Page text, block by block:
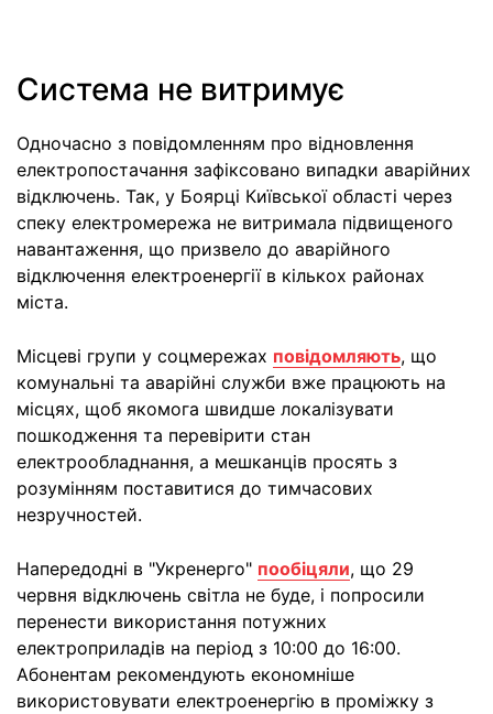
Система не витримує
Одночасно з повідомленням про відновлення
електропостачання зафіксовано випадки аварійних
відключень. Так, у Боярці Київської області через
спеку електромережа не витримала підвищеного
навантаження, що призвело до аварійного
відключення електроенергії в кількох районах
міста.
Місцеві групи у соцмережах повідомляють, що
комунальні та аварійні служби вже працюють на
місцях, щоб якомога швидше локалізувати
пошкодження та перевірити стан
електрообладнання, а мешканців просять з
розумінням поставитися до тимчасових
незручностей.
Напередодні в "Укренерго" пообіцяли, що 29
червня відключень світла не буде, і попросили
перенести використання потужних
електроприладів на період з 10:00 до 16:00.
Абонентам рекомендують економніше
використовувати електроенергію в проміжку з